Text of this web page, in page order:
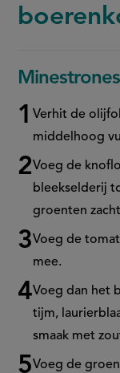
Verhit de
middelhoog
Voeg de
bleekselderij
groenten
Voeg de
mee.
Voeg dan het
tijm,
smaak met
Voeg de